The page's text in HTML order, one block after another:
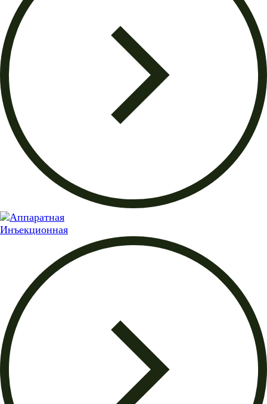
Инъекционная